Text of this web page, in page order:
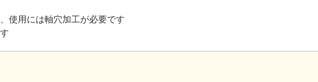
使用には軸穴加工が必要です